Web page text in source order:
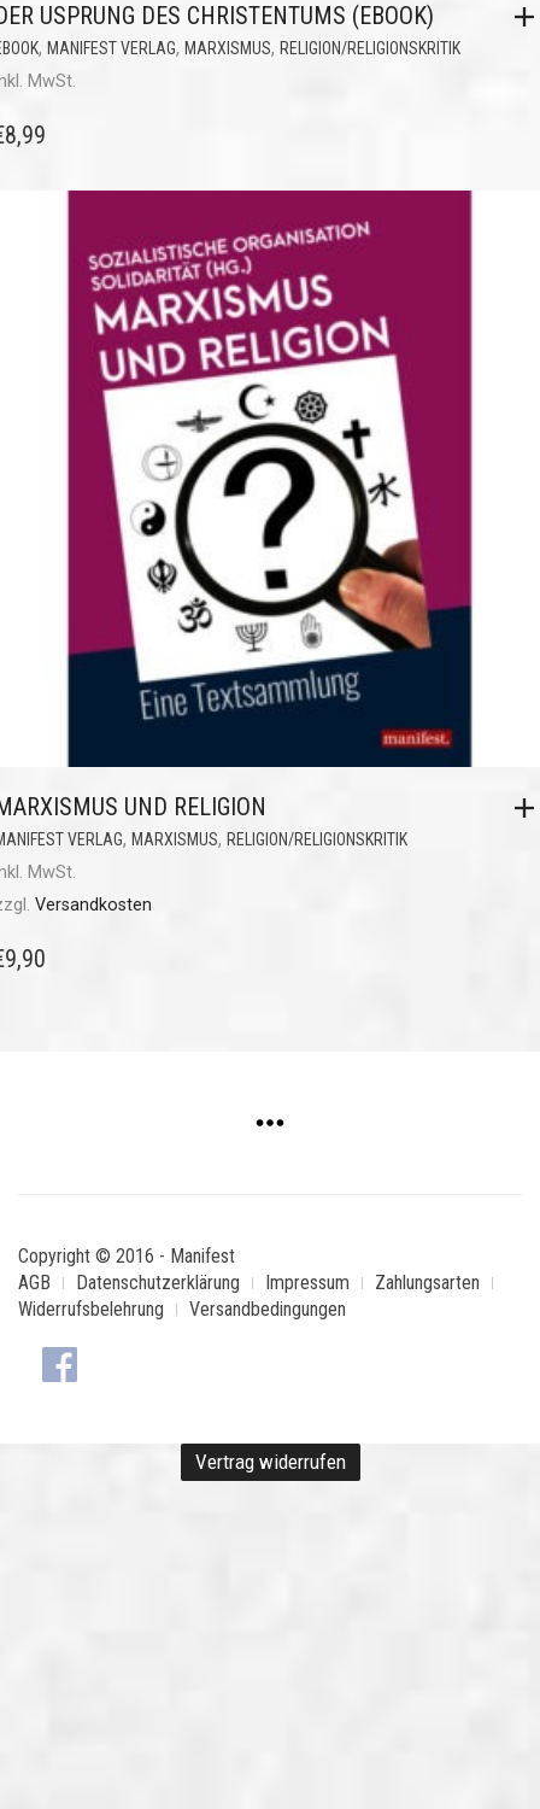
USPRUNG DES CHRISTENTUMS (EBOOK)
, MANIFEST VERLAG, MARXISMUS, RELIGION/RELIGIONSKRITIK
MwSt.
8,99
UND RELIGION
VERLAG, MARXISMUS, RELIGION/RELIGIONSKRITIK
MwSt.
Versandkosten
9,90
Copyright © 2016 - Manifest
AGB
Datenschutzerklärung Impressum
Zahlungsarten
Widerrufsbelehrung
Versandbedingungen
Vertrag widerrufen